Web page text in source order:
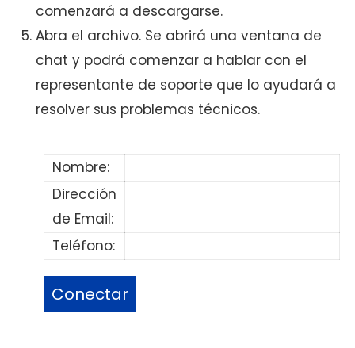
comenzará a descargarse.
Abra el archivo. Se abrirá una ventana de
chat y podrá comenzar a hablar con el
representante de soporte que lo ayudará a
resolver sus problemas técnicos.
Nombre:
Dirección
de Email:
Teléfono: